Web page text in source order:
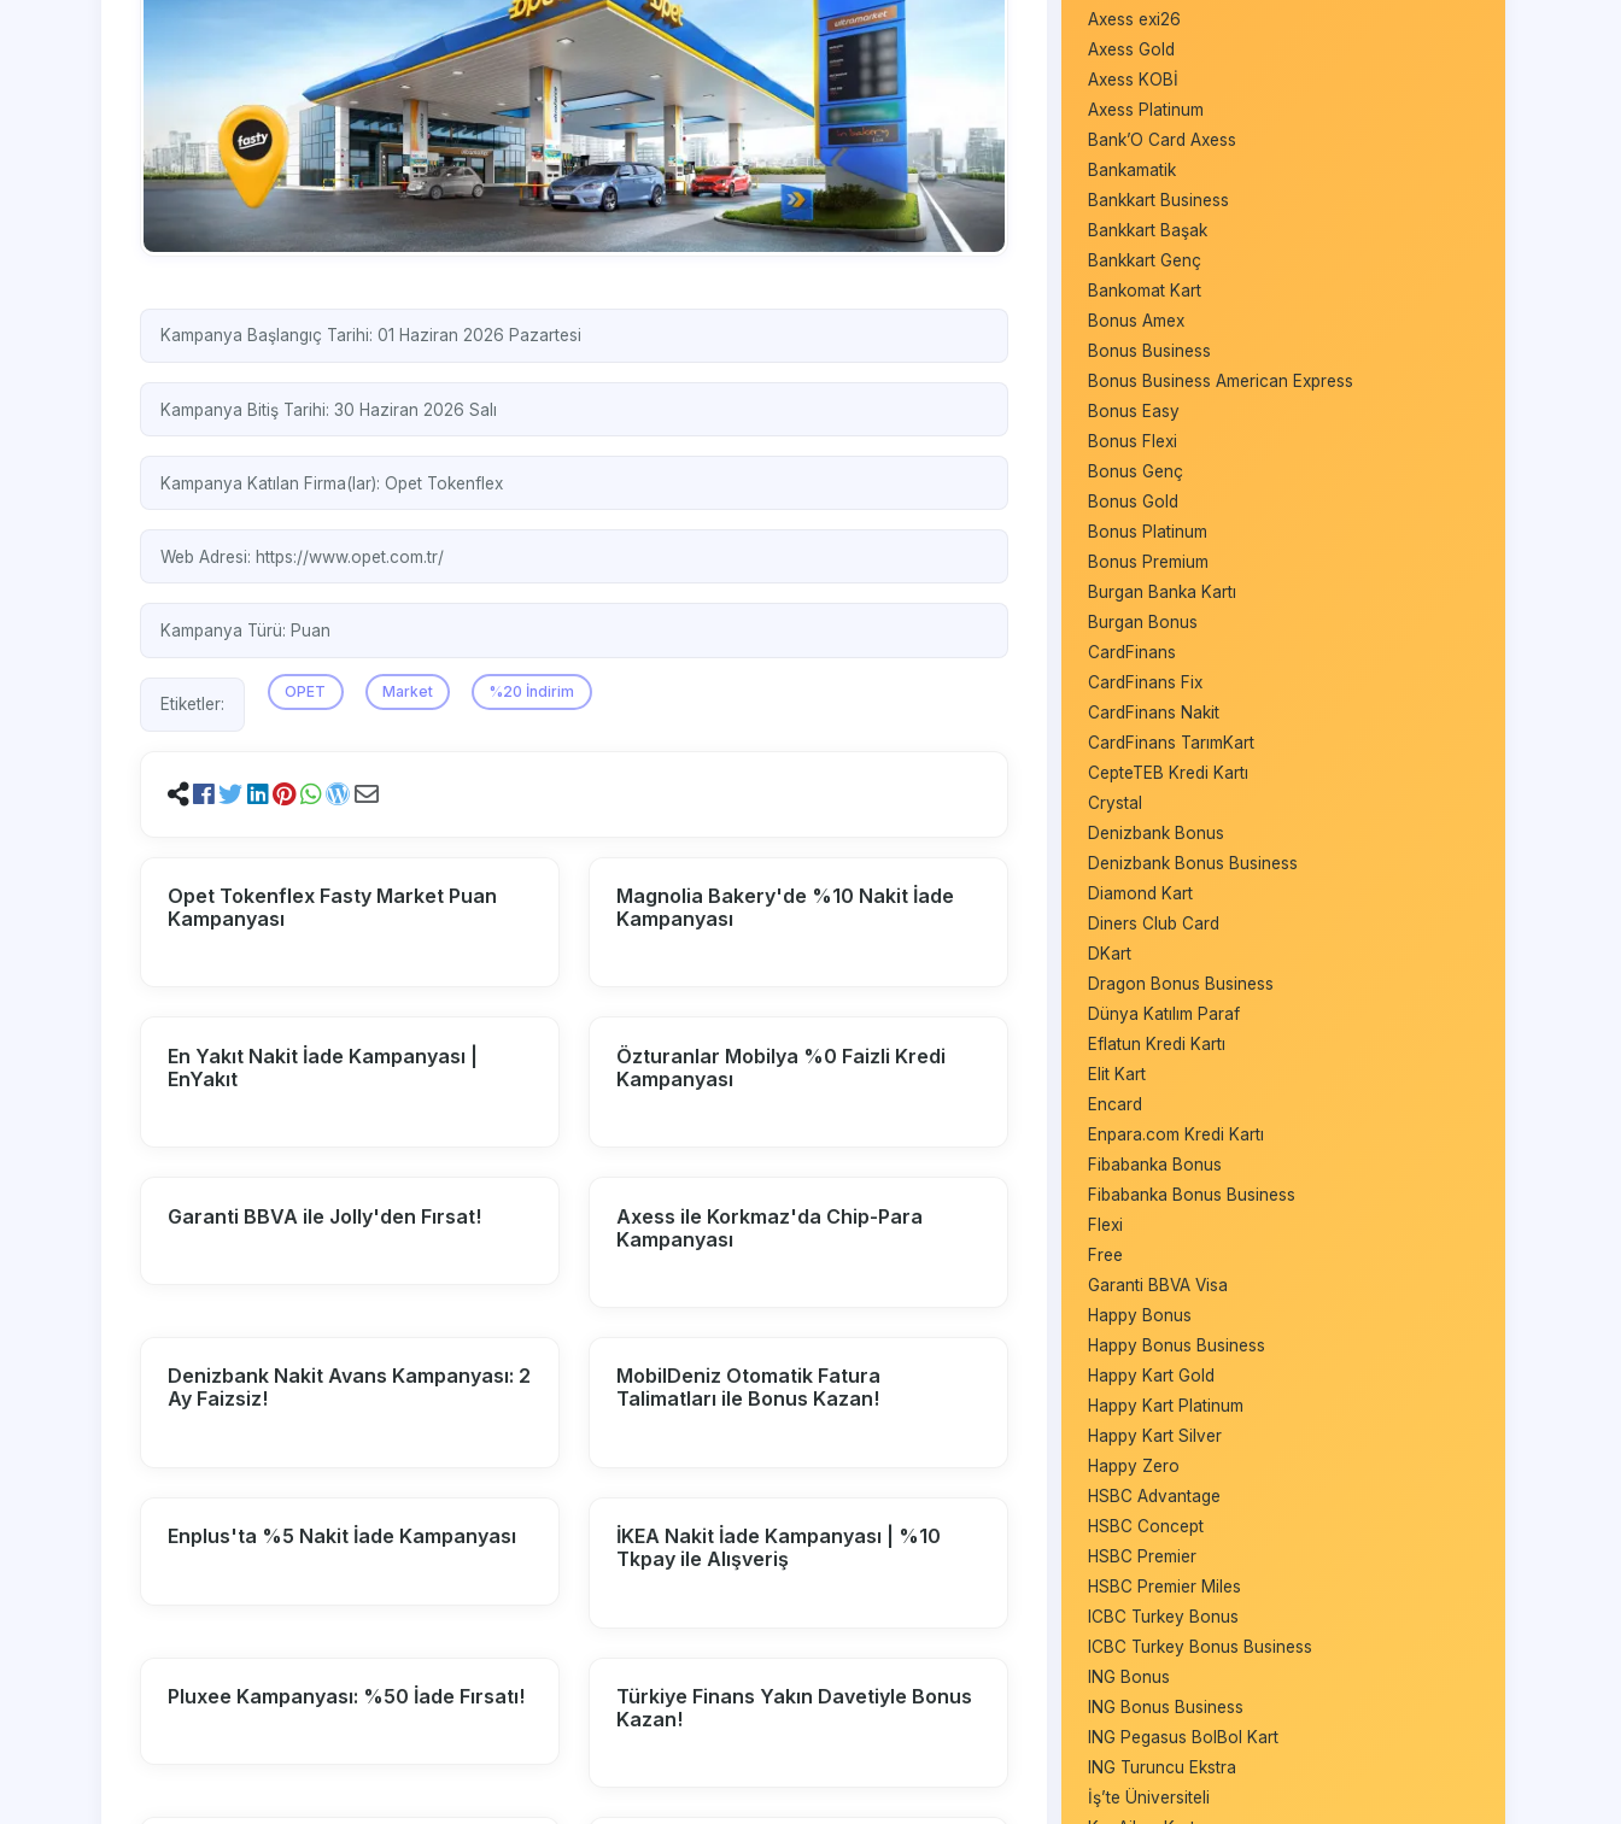
Kampanya Başlangıç Tarihi: 01 Haziran 2026 Pazartesi
Kampanya Bitiş Tarihi: 30 Haziran 2026 Salı
Kampanya Katılan Firma(lar): Opet Tokenflex
Web Adresi: https://www.opet.com.tr/
Kampanya Türü: Puan
Etiketler:
OPET Market %20 İndirim
Opet Tokenflex Fasty Market Puan
Kampanyası
Magnolia Bakery'de %10 Nakit İade
Kampanyası
En Yakıt Nakit İade Kampanyası |
EnYakıt
Özturanlar Mobilya %0 Faizli Kredi
Kampanyası
Garanti BBVA ile Jolly'den Fırsat!
Axess ile Korkmaz'da Chip-Para
Kampanyası
Denizbank Nakit Avans Kampanyası: 2
Ay Faizsiz!
MobilDeniz Otomatik Fatura
Talimatları ile Bonus Kazan!
Enplus'ta %5 Nakit İade Kampanyası
İKEA Nakit İade Kampanyası | %10
Tkpay ile Alışveriş
Pluxee Kampanyası: %50 İade Fırsatı!
Türkiye Finans Yakın Davetiyle Bonus
Kazan!
Axess exi26
Axess Gold
Axess KOBİ
Axess Platinum
Bank’O Card Axess
Bankamatik
Bankkart Business
Bankkart Başak
Bankkart Genç
Bankomat Kart
Bonus Amex
Bonus Business
Bonus Business American Express
Bonus Easy
Bonus Flexi
Bonus Genç
Bonus Gold
Bonus Platinum
Bonus Premium
Burgan Banka Kartı
Burgan Bonus
CardFinans
CardFinans Fix
CardFinans Nakit
CardFinans TarımKart
CepteTEB Kredi Kartı
Crystal
Denizbank Bonus
Denizbank Bonus Business
Diamond Kart
Diners Club Card
DKart
Dragon Bonus Business
Dünya Katılım Paraf
Eflatun Kredi Kartı
Elit Kart
Encard
Enpara.com Kredi Kartı
Fibabanka Bonus
Fibabanka Bonus Business
Flexi
Free
Garanti BBVA Visa
Happy Bonus
Happy Bonus Business
Happy Kart Gold
Happy Kart Platinum
Happy Kart Silver
Happy Zero
HSBC Advantage
HSBC Concept
HSBC Premier
HSBC Premier Miles
ICBC Turkey Bonus
ICBC Turkey Bonus Business
ING Bonus
ING Bonus Business
ING Pegasus BolBol Kart
ING Turuncu Ekstra
İş’te Üniversiteli